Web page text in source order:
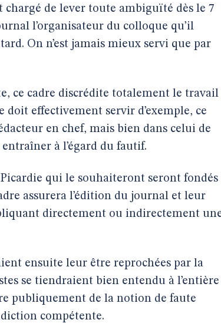
chargé de lever toute ambiguïté dès le 7
l’organisateur du colloque qu’il
On n’est jamais mieux servi que par
ce cadre discrédite totalement le travail
doit effectivement servir d’exemple, ce
en chef, mais bien dans celui de
à l’égard du fautif.
qui le souhaiteront seront fondés
assurera l’édition du journal et leur
directement ou indirectement
ensuite leur être reprochées par la
se tiendraient bien entendu à l’entière
publiquement de la notion de faute
compétente.